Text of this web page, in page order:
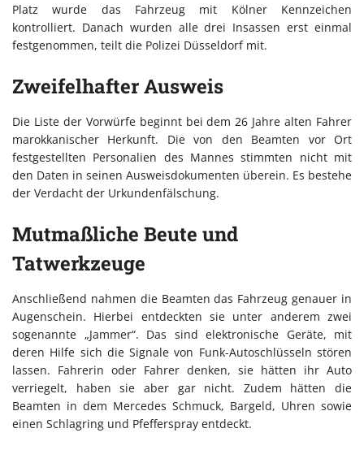
Platz wurde das Fahrzeug mit Kölner Kennzeichen
kontrolliert. Danach wurden alle drei Insassen erst einmal
festgenommen, teilt die Polizei Düsseldorf mit.
Zweifelhafter Ausweis
Die Liste der Vorwürfe beginnt bei dem 26 Jahre alten Fahrer
marokkanischer Herkunft. Die von den Beamten vor Ort
festgestellten Personalien des Mannes stimmten nicht mit
den Daten in seinen Ausweisdokumenten überein. Es bestehe
der Verdacht der Urkundenfälschung.
Mutmaßliche Beute und
Tatwerkzeuge
Anschließend nahmen die Beamten das Fahrzeug genauer in
Augenschein. Hierbei entdeckten sie unter anderem zwei
sogenannte „Jammer“. Das sind elektronische Geräte, mit
deren Hilfe sich die Signale von Funk-Autoschlüsseln stören
lassen. Fahrerin oder Fahrer denken, sie hätten ihr Auto
verriegelt, haben sie aber gar nicht. Zudem hätten die
Beamten in dem Mercedes Schmuck, Bargeld, Uhren sowie
einen Schlagring und Pfefferspray entdeckt.